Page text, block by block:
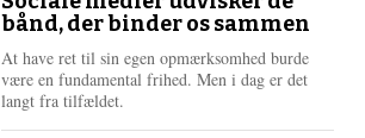
2026
bånd, der binder os sammen
At have ret til sin egen opmærksomhed burde
være en fundamental frihed. Men i dag er det
langt fra tilfældet.